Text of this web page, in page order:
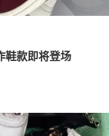
款即将登场